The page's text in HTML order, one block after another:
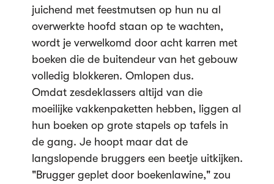
juichend met feestmutsen op hun nu al
overwerkte hoofd staan op te wachten,
wordt je verwelkomd door acht karren met
boeken die de buitendeur van het gebouw
volledig blokkeren. Omlopen dus.
Omdat zesdeklassers altijd van die
moeilijke vakkenpaketten hebben, liggen al
hun boeken op grote stapels op tafels in
de gang. Je hoopt maar dat de
langslopende bruggers een beetje uitkijken.
"Brugger geplet door boekenlawine," zou